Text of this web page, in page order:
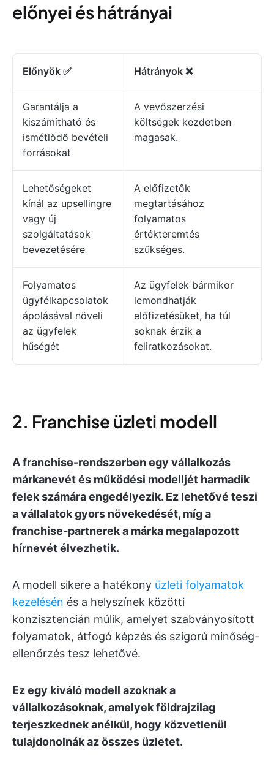
előnyei és hátrányai
Előnyök ✅ Hátrányok ❌
Garantálja a
kiszámítható és
ismétlődő bevételi
forrásokat
A vevőszerzési
költségek kezdetben
magasak.
Lehetőségeket
kínál az upsellingre
vagy új
szolgáltatások
bevezetésére
A előfizetők
megtartásához
folyamatos
értékteremtés
szükséges.
Folyamatos
ügyfélkapcsolatok
ápolásával növeli
az ügyfelek
hűségét
Az ügyfelek bármikor
lemondhatják
előfizetésüket, ha túl
soknak érzik a
feliratkozásokat.
2. Franchise üzleti modell
A franchise-rendszerben egy vállalkozás
márkanevét és működési modelljét harmadik
felek számára engedélyezik. Ez lehetővé teszi
a vállalatok gyors növekedését, míg a
franchise-partnerek a márka megalapozott
hírnevét élvezhetik.
A modell sikere a hatékony üzleti folyamatok
kezelésén és a helyszínek közötti
konzisztencián múlik, amelyet szabványosított
folyamatok, átfogó képzés és szigorú minőség-
ellenőrzés tesz lehetővé.
Ez egy kiváló modell azoknak a
vállalkozásoknak, amelyek földrajzilag
terjeszkednek anélkül, hogy közvetlenül
tulajdonolnák az összes üzletet.